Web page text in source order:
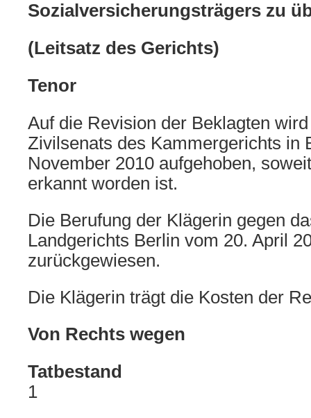
Sozialversicherungsträgers zu
(Leitsatz des Gerichts)
Tenor
Auf die Revision der Beklagten
Zivilsenats des Kammergerichts in
November 2010 aufgehoben,
erkannt worden ist.
Die Berufung der Klägerin gegen
Landgerichts Berlin vom 20. April
zurückgewiesen.
Die Klägerin trägt die Kosten der
Von Rechts wegen
Tatbestand
1